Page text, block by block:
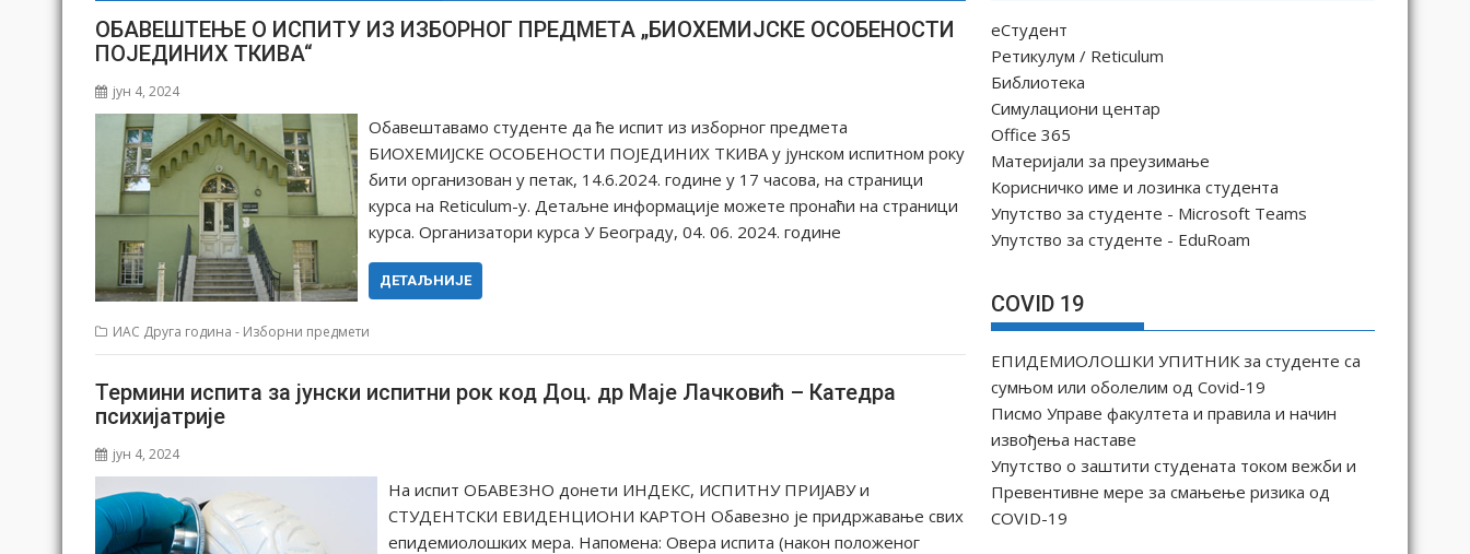
OБAВEШTEЊE О ИСПИTУ ИЗ ИЗБOРНOГ ПРEДMETA „БИOХEMИJСКE OСOБEНOСTИ
ПOJEДИНИХ TКИВA“
јун 4, 2024
Oбaвeштaвaмo студeнтe дa ћe испит из избoрнoг прeдмeтa
БИOХEMИJСКE OСOБEНOСTИ ПOJEДИНИХ TКИВA у jунскoм испитнoм рoку
бити oргaнизoвaн у петак, 14.6.2024. гoдинe у 17 чaсoвa, нa стрaници
курсa нa Reticulum-у. Детаљне информације можете пронаћи на страници
курса. Oргaнизaтoри курсa У Бeoгрaду, 04. 06. 2024. гoдинe
ДЕТАЉНИЈЕ
ИАС Друга година - Изборни предмети
Термини испита за јунски испитни рок код Доц. др Маје Лачковић – Катедра
психијатрије
јун 4, 2024
На испит ОБАВЕЗНО донети ИНДЕКС, ИСПИТНУ ПРИЈАВУ и
СТУДЕНТСКИ ЕВИДЕНЦИОНИ КАРТОН Обавезно је придржавање свих
епидемиолошких мера. Напомена: Овера испита (након положеног
еСтудент
Ретикулум / Reticulum
Библиотека
Симулациони центар
Office 365
Материјали за преузимање
Корисничко име и лозинка студента
Упутство за студенте - Microsoft Teams
Упутство за студенте - EduRoam
COVID 19
ЕПИДЕМИОЛОШКИ УПИТНИК за студенте са
сумњом или оболелим од Covid-19
Писмо Управе факултета и правила и начин
извођења наставе
Упутство о заштити студената током вежби и
Превентивне мере за смањење ризика од
COVID-19